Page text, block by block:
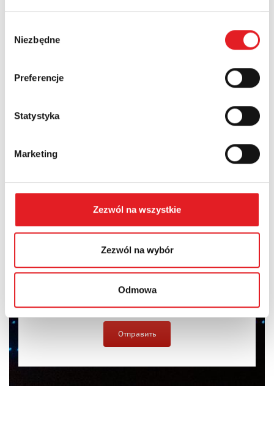
zgody
Niezbędne
Preferencje
Statystyka
Marketing
Zezwól na wszystkie
Zezwól na wybór
Odmowa
I consent to the processing of my personal data by Relpol
S.A. More information on the processing of personal data
Privacy Policy*